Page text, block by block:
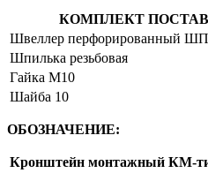
КОМПЛЕКТ
Швеллер перфорированный
Шпилька резьбовая
Гайка М10
Шайба 10
ОБОЗНАЧЕНИЕ:
Кронштейн монтажный